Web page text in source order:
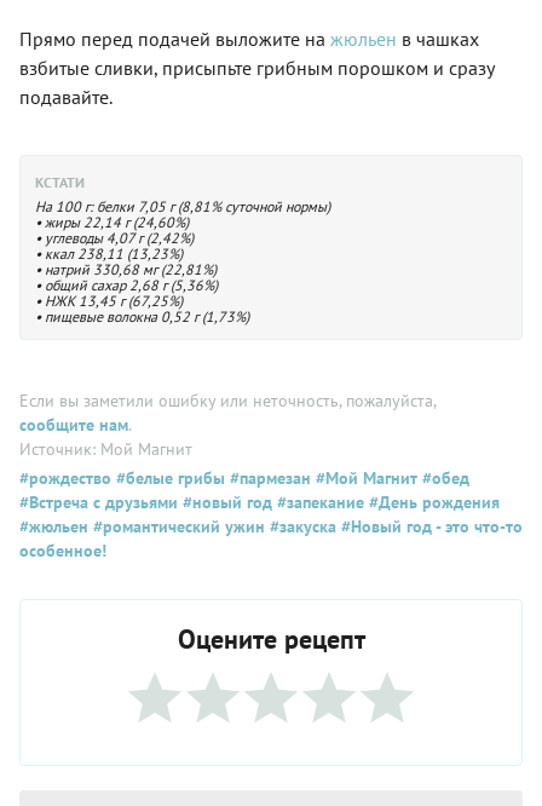
Прямо перед подачей выложите на жюльен в чашках
взбитые сливки, присыпьте грибным порошком и сразу
подавайте.
КСТАТИ
На 100 г: белки 7,05 г (8,81% суточной нормы)
• жиры 22,14 г (24,60%)
• углеводы 4,07 г (2,42%)
• ккал 238,11 (13,23%)
• натрий 330,68 мг (22,81%)
• общий сахар 2,68 г (5,36%)
• НЖК 13,45 г (67,25%)
• пищевые волокна 0,52 г (1,73%)
Если вы заметили ошибку или неточность, пожалуйста,
сообщите нам.
Источник: Мой Магнит
#рождество #белые грибы #пармезан #Мой Магнит #обед
#Встреча с друзьями #новый год #запекание #День рождения
#жюльен #романтический ужин #закуска #Новый год - это что-то
особенное!
Оцените рецепт